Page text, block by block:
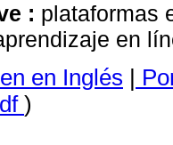
: plataformas
en
en Inglés |
)